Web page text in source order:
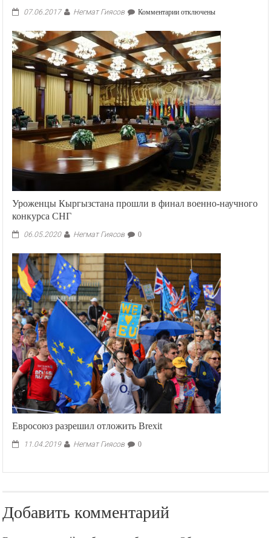
07.06.2017 Негмат Гиясов Комментариик
МИД
Кыргызстана
выразил
озабоченность
развитием
событий
вокруг
Катара
отключены
Уроженцы Кыргызстана прошли в финал военно-научного
конкурса СНГ
06.05.2020 Негмат Гиясов 0
Евросоюз разрешил отложить Brexit
11.04.2019 Негмат Гиясов 0
Добавить комментарий